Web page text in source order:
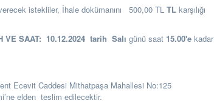
istekliler, İhale dokümanını 500,00 TLTLkarşılığı
VE SAAT: 10.12.2024 tarih Salı günü saat 15.00'ekadar
Ecevit Caddesi Mithatpaşa Mahallesi No:125
elden teslim edilecektir.